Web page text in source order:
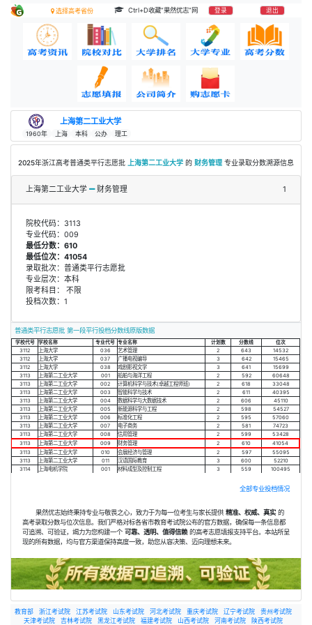
选择高考省份 Ctrl+D收藏“果然优志”网 登录 退出
上海第二工业大学
1960年 上海 本科 公办 理工
2025年浙江高考普通类平行志愿批 上海第二工业大学 的 财务管理 专业录取分数溯源信息
上海第二工业大学 财务管理 1
院校代码：3113
专业代码：009
最低分数：610
最低位次：41054
录取批次：普通类平行志愿批
专业层次：本科
限考科目： 不限
投档次数：1
普通类平行志愿批 第一段平行投档分数线原版数据
学校代号 学校名称 专业代号 专业名称 计划数 分数线
位次
3112
上海大学 036 艺术管理 2 643
14532
3112
上海大学 037 广播电视编导 3 642
15465
3112
上海大学 038 戏剧影视文学 3 641
15699
3113
上海第二工业大学 001 船舶与海洋工程 2 592
60648
3113
上海第二工业大学 002 计算机科学与技术(卓越工程师班) 2 618
33048
3113
上海第二工业大学 003 智能科学与技术 2 611
40395
3113
上海第二工业大学 004 数据科学与大数据技术 2 606
45110
3113
上海第二工业大学 005 新能源科学与工程 2 598
54527
3113
上海第二工业大学 006 标准化工程 2 595
57060
3113
上海第二工业大学 007 电子商务 2 581
74723
3113
上海第二工业大学 008 信用管理 2 599
53428
3113
上海第二工业大学 009 财务管理 2 610
41054
3113
上海第二工业大学 010 会展经济与管理 2 597
55095
3113
上海第二工业大学 011 汉语国际教育 3 600
52210
3114
上海电机学院 001 材料成型及控制工程 3 559 100495
全部专业投档情况
果然优志始终秉持专业与敬畏之心，致力于为每一位考生与家长提供 精准、权威、真实的
高考录取分数与位次信息。我们严格对标各省市教育考试院公布的官方数据，确保每一条信息都
可追溯、可验证，竭力为您构建一个 可靠、透明、值得信赖 的高考志愿填报支持平台。本站所呈
现的所有数据，均与官方渠道保持高度一致，助您从容决策、迈向理想未来。
教育部 浙江考试院 江苏考试院 山东考试院 河北考试院 重庆考试院 辽宁考试院
贵州考试院
天津考试院
吉林考试院 黑龙江考试院 福建考试院 山西考试院 河南考试院 陕西考试院